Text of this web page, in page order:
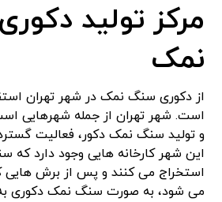
مرکز تولید
نمک
از دکوری سنگ نمک در شهر تهران
است. شهر تهران از جمله شهرهایی
و تولید سنگ نمک دکور، فعالیت
این شهر کارخانه هایی وجود دارد که
استخراج می کنند و پس از برش
می شود، به صورت سنگ نمک دکوری به